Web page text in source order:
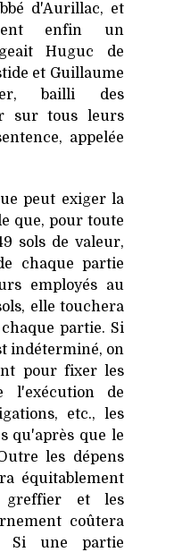
d'Aurillac, et
enfin un
Huguc de
et Guillaume
bailli des
sur tous leurs
appelée
peut exiger la
que, pour toute
sols de valeur,
chaque partie
employés au
elle touchera
partie. Si
indéterminé, on
pour fixer les
l'exécution de
etc., les
qu'après que le
les dépens
équitablement
et les
coûtera
Si une partie